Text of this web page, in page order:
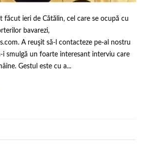
făcut ieri de Cătălin, cel care se ocupă cu
bavarezi,
A reuşit să-l contacteze pe-al nostru
i smulgă un foarte interesant interviu care
Gestul este cu a...